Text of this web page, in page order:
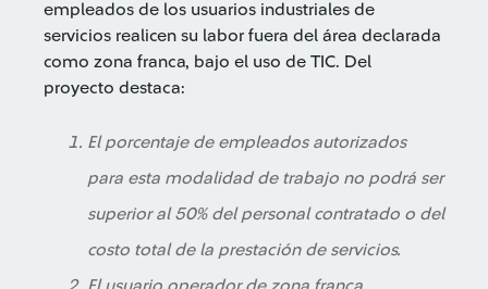
empleados de los usuarios industriales de
servicios realicen su labor fuera del área declarada
como zona franca, bajo el uso de TIC. Del
proyecto destaca:
El porcentaje de empleados autorizados
para esta modalidad de trabajo no podrá ser
superior al 50% del personal contratado o del
costo total de la prestación de servicios.